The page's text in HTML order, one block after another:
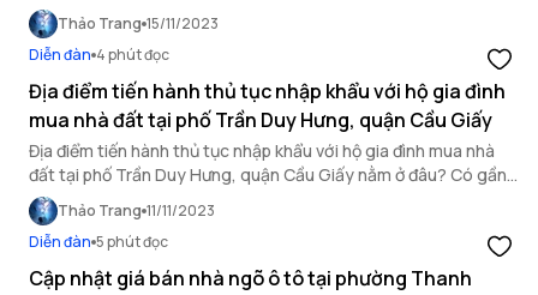
Thảo Trang 15/11/2023
Diễn đàn 4 phút đọc
Địa điểm tiến hành thủ tục nhập khẩu với hộ gia đình
mua nhà đất tại phố Trần Duy Hưng, quận Cầu Giấy
Địa điểm tiến hành thủ tục nhập khẩu với hộ gia đình mua nhà
đất tại phố Trần Duy Hưng, quận Cầu Giấy nằm ở đâu? Có gần
phố Trần Duy Hưng không? Cùng OneHousing tìm hiểu ngay!
Thảo Trang 11/11/2023
Diễn đàn 5 phút đọc
Cập nhật giá bán nhà ngõ ô tô tại phường Thanh